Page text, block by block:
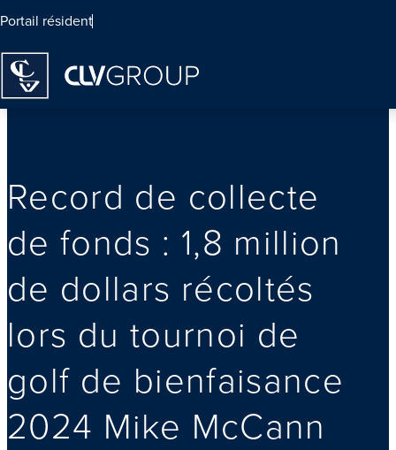
Portail résident
Homepage
Record de collecte
de fonds : 1,8 million
de dollars récoltés
lors du tournoi de
golf de bienfaisance
2024 Mike McCann